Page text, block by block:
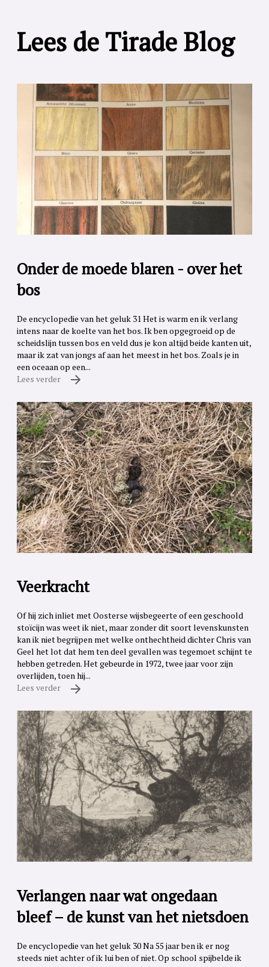
Lees de Tirade Blog
Onder de moede blaren - over het
bos
De encyclopedie van het geluk 31 Het is warm en ik verlang
intens naar de koelte van het bos. Ik ben opgegroeid op de
scheidslijn tussen bos en veld dus je kon altijd beide kanten uit,
maar ik zat van jongs af aan het meest in het bos. Zoals je in
een oceaan op een...
Lees verder
Veerkracht
Of hij zich inliet met Oosterse wijsbegeerte of een geschoold
stoïcijn was weet ik niet, maar zonder dit soort levenskunsten
kan ik niet begrijpen met welke onthechtheid dichter Chris van
Geel het lot dat hem ten deel gevallen was tegemoet schijnt te
hebben getreden. Het gebeurde in 1972, twee jaar voor zijn
overlijden, toen hij...
Lees verder
Verlangen naar wat ongedaan
bleef – de kunst van het nietsdoen
De encyclopedie van het geluk 30 Na 55 jaar ben ik er nog
steeds niet achter of ik lui ben of niet. Op school spijbelde ik